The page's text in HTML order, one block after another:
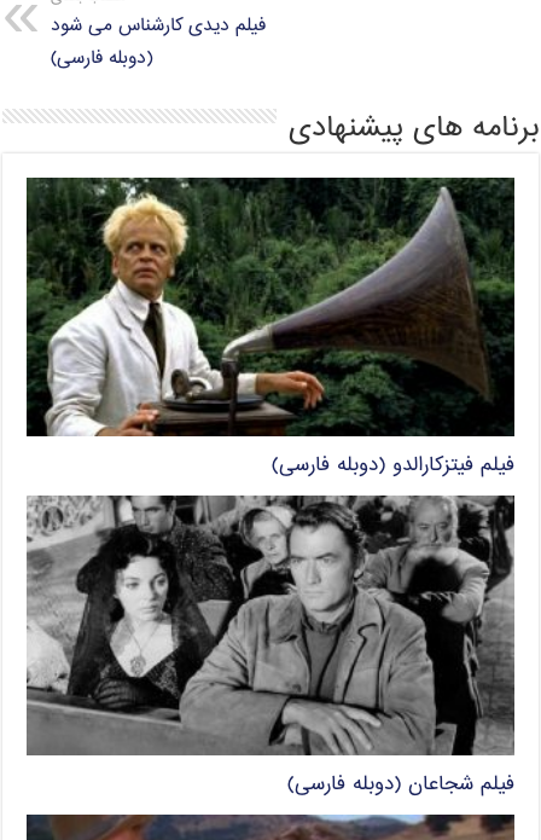
فیلم دیدی کارشناس می شود
(دوبله فارسی)
برنامه های پیشنهادی
فیلم فیتزکارالدو (دوبله فارسی)
فیلم شجاعان (دوبله فارسی)